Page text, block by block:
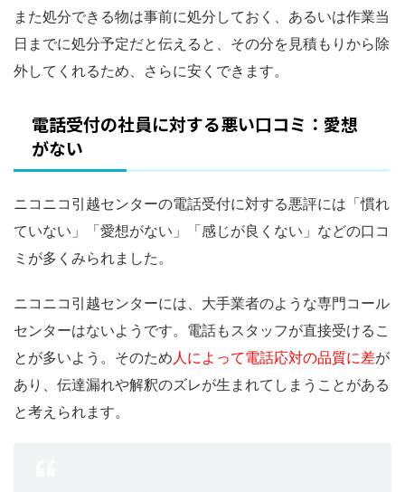
また処分できる物は事前に処分しておく、あるいは作業当
日までに処分予定だと伝えると、その分を見積もりから除
外してくれるため、さらに安くできます。
電話受付の社員に対する悪い口コミ：愛想
がない
ニコニコ引越センターの電話受付に対する悪評には「慣れ
ていない」「愛想がない」「感じが良くない」などの口コ
ミが多くみられました。
ニコニコ引越センターには、大手業者のような専門コール
センターはないようです。電話もスタッフが直接受けるこ
とが多いよう。そのため人によって電話応対の品質に差が
あり、伝達漏れや解釈のズレが生まれてしまうことがある
と考えられます。